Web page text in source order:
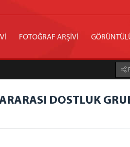
FOTOĞRAF ARŞİVİ
DOSTLUK